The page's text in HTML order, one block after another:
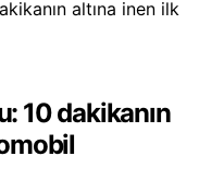
10 dakikanın